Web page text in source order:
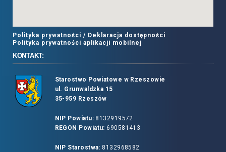
Polityka prywatności / Deklaracja dostępności
Polityka prywatności aplikacji mobilnej
KONTAKT:
Starostwo Powiatowe w Rzeszowie
ul. Grunwaldzka 15
35-959 Rzeszów
NIP Powiatu:8132919572
REGON Powiatu: 690581413
NIP Starostwa: 8132968582